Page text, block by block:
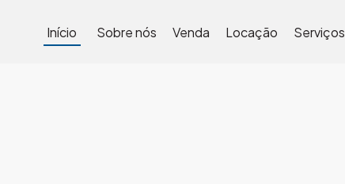
Serviços
Locação
Venda
Sobre nós
Início